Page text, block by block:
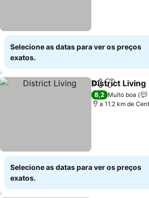
Selecione as datas para ver os preços
exatos.
PartilharAdicionar
District Living
8,2 Muito boa
a 11.2 km de
Selecione as datas para ver os preços
exatos.